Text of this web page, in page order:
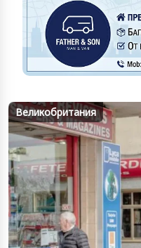
Великобритания